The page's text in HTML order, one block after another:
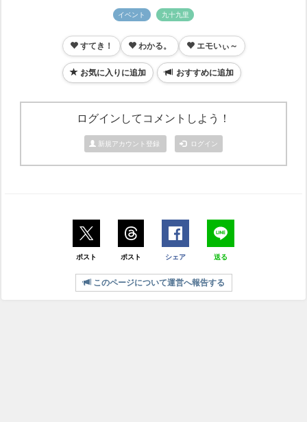
イベント 九十九里
すてき！ わかる。 エモいぃ～
お気に入りに追加 おすすめに追加
ログインしてコメントしよう！
新規アカウント登録 ログイン
ポスト ポスト シェア 送る
このページについて運営へ報告する